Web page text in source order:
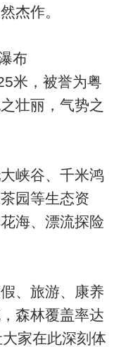
杰作。
布
米，被誉为粤
壮丽，气势之
峡谷、千米鸿
园等生态资
海、漂流探险
、旅游、康养
森林覆盖率达
家在此深刻体